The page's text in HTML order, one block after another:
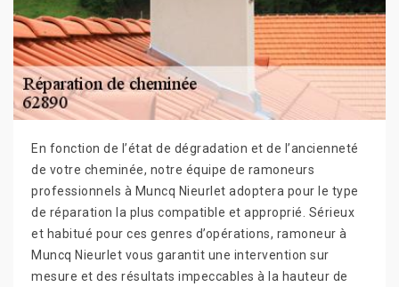
En fonction de l’état de dégradation et de l’ancienneté
de votre cheminée, notre équipe de ramoneurs
professionnels à Muncq Nieurlet adoptera pour le type
de réparation la plus compatible et approprié. Sérieux
et habitué pour ces genres d’opérations, ramoneur à
Muncq Nieurlet vous garantit une intervention sur
mesure et des résultats impeccables à la hauteur de